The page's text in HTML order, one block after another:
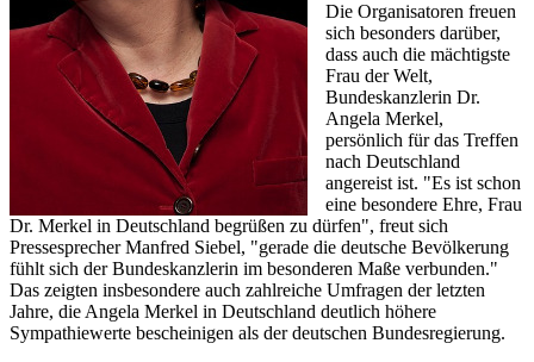
Die Organisatoren freuen
sich besonders darüber,
dass auch die mächtigste
Frau der Welt,
Bundeskanzlerin Dr.
Angela Merkel,
persönlich für das Treffen
nach Deutschland
angereist ist. "Es ist schon
eine besondere Ehre, Frau
Dr. Merkel in Deutschland begrüßen zu dürfen", freut sich
Pressesprecher Manfred Siebel, "gerade die deutsche Bevölkerung
fühlt sich der Bundeskanzlerin im besonderen Maße verbunden."
Das zeigten insbesondere auch zahlreiche Umfragen der letzten
Jahre, die Angela Merkel in Deutschland deutlich höhere
Sympathiewerte bescheinigen als der deutschen Bundesregierung.